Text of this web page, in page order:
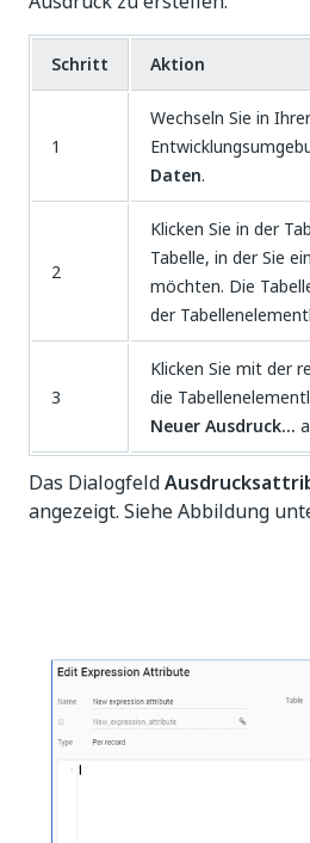
Schritt Aktion
1
Wechseln Sie in
Daten.
2
Klicken Sie in der
Tabelle, in der Sie
möchten. Die
der
3
Klicken Sie mit der
die
Neuer Ausdruck...
Das Dialogfeld
angezeigt. Siehe Abbildung